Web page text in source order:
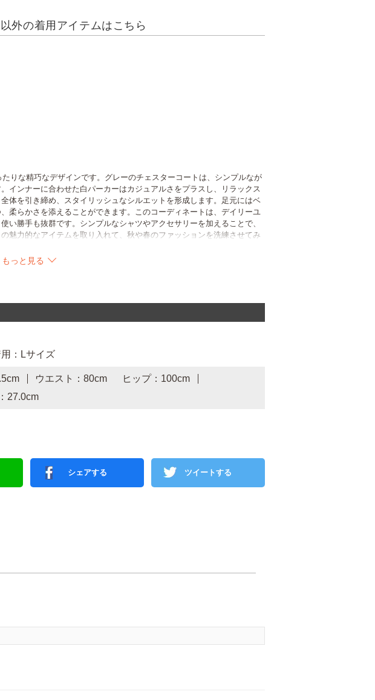
外の着用アイテムはこちら
りな精巧なデザインです。グレーのチェスターコートは、シンプルなが
インナーに合わせた白パーカーはカジュアルさをプラスし、リラックス
体を引き締め、スタイリッシュなシルエットを形成します。足元にはベ
柔らかさを添えることができます。このコーディネートは、デイリーユ
い勝手も抜群です。シンプルなシャツやアクセサリーを加えることで、
魅力的なアイテムを取り入れて、秋や春のファッションを洗練させてみ
もっと見る
：Lサイズ
ウエスト：80cm
ヒップ：100cm
27.0cm
シェアする ツイートする